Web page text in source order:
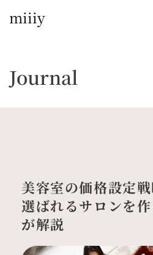
miiiy
Journal
美容室の価格設定
選ばれるサロンを
が解説